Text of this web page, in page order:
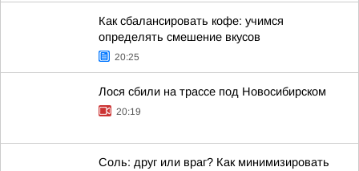
Как сбалансировать кофе: учимся
определять смешение вкусов
20:25
Лося сбили на трассе под Новосибирском
20:19
Соль: друг или враг? Как минимизировать